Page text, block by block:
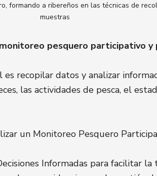
formando a ribereños en las técnicas de
muestras
pesquero participativo y
recopilar datos y analizar
las actividades de pesca, el
un Monitoreo Pesquero
Informadas para facilitar la